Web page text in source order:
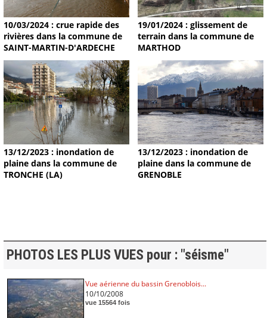
10/03/2024 : crue rapide des
rivières dans la commune de
SAINT-MARTIN-D'ARDECHE
19/01/2024 : glissement de
terrain dans la commune de
MARTHOD
13/12/2023 : inondation de
plaine dans la commune de
TRONCHE (LA)
13/12/2023 : inondation de
plaine dans la commune de
GRENOBLE
PHOTOS LES PLUS VUES pour : "séisme"
Vue aérienne du bassin Grenoblois...
10/10/2008
vue 15564 fois